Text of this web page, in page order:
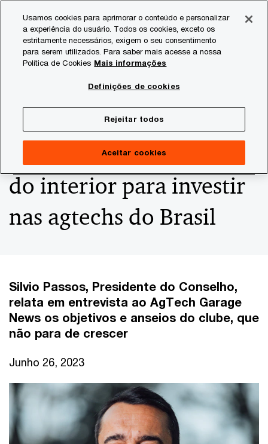
content
footer
Consultoria
AgroVen: o clube de
investimentos que está
trazendo o empresário
do interior para investir
nas agtechs do Brasil
Silvio Passos, Presidente do Conselho,
relata em entrevista ao AgTech Garage
News os objetivos e anseios do clube, que
não para de crescer
Junho 26, 2023
Usamos cookies para aprimorar o conteúdo e personalizar
a experiência do usuário. Todos os cookies, exceto os
estritamente necessários, exigem o seu consentimento
para serem utilizados. Para saber mais acesse a nossa
Política de Cookies Mais informações
Definições de cookies
Rejeitar todos
Aceitar cookies